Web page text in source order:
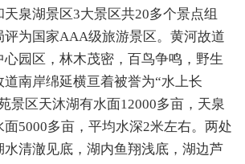
泉湖景区3大景区共20多个景点组
评为国家AAA级旅游景区。黄河故道
心园区，林木茂密，百鸟争鸣，野生
南岸绵延横亘着被誉为“水上长
景区天沐湖有水面12000多亩，天泉
5000多亩，平均水深2米左右。两处
水清澈见底，湖内鱼翔浅底，湖边芦